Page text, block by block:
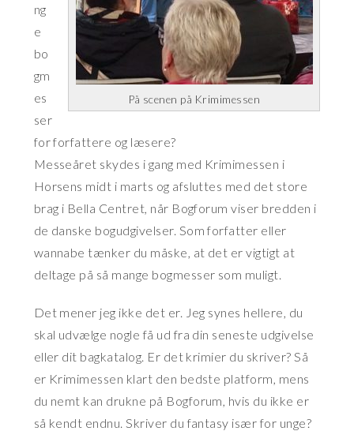
På scenen på Krimimessen
ng
e
bo
gm
es
ser
for forfattere og læsere?
Messeåret skydes i gang med Krimimessen i
Horsens midt i marts og afsluttes med det store
brag i Bella Centret, når Bogforum viser bredden i
de danske bogudgivelser. Som forfatter eller
wannabe tænker du måske, at det er vigtigt at
deltage på så mange bogmesser som muligt.
Det mener jeg ikke det er. Jeg synes hellere, du
skal udvælge nogle få ud fra din seneste udgivelse
eller dit bagkatalog. Er det krimier du skriver? Så
er Krimimessen klart den bedste platform, mens
du nemt kan drukne på Bogforum, hvis du ikke er
så kendt endnu. Skriver du fantasy især for unge?